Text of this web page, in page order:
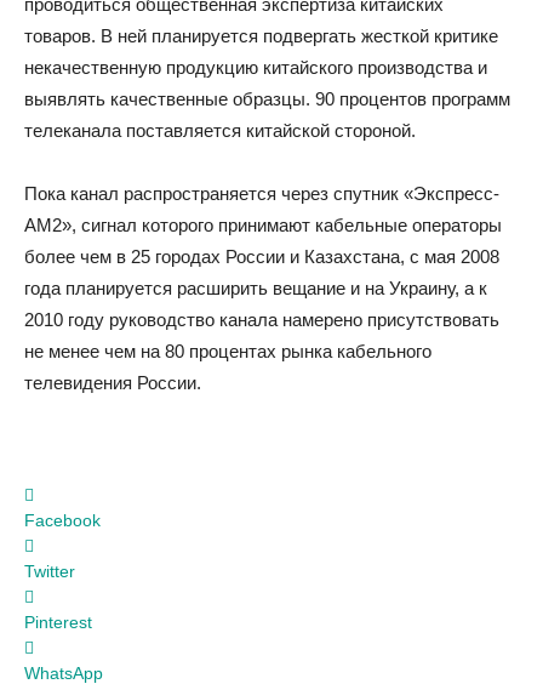
проводиться общественная экспертиза китайских
товаров. В ней планируется подвергать жесткой критике
некачественную продукцию китайского производства и
выявлять качественные образцы. 90 процентов программ
телеканала поставляется китайской стороной.
Пока канал распространяется через спутник «Экспресс-
АМ2», сигнал которого принимают кабельные операторы
более чем в 25 городах России и Казахстана, с мая 2008
года планируется расширить вещание и на Украину, а к
2010 году руководство канала намерено присутствовать
не менее чем на 80 процентах рынка кабельного
телевидения России.
Facebook
Twitter
Pinterest
WhatsApp